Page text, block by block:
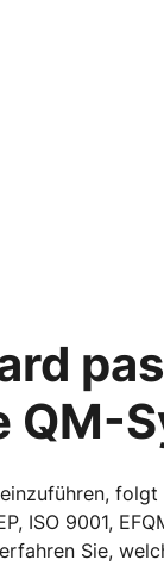
QM-
ISO 9001,
Sie,